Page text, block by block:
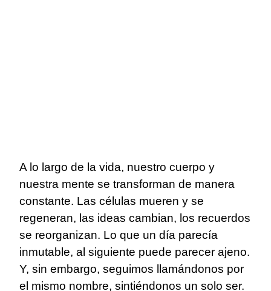
A lo largo de la vida, nuestro cuerpo y
nuestra mente se transforman de manera
constante. Las células mueren y se
regeneran, las ideas cambian, los recuerdos
se reorganizan. Lo que un día parecía
inmutable, al siguiente puede parecer ajeno.
Y, sin embargo, seguimos llamándonos por
el mismo nombre, sintiéndonos un solo ser.